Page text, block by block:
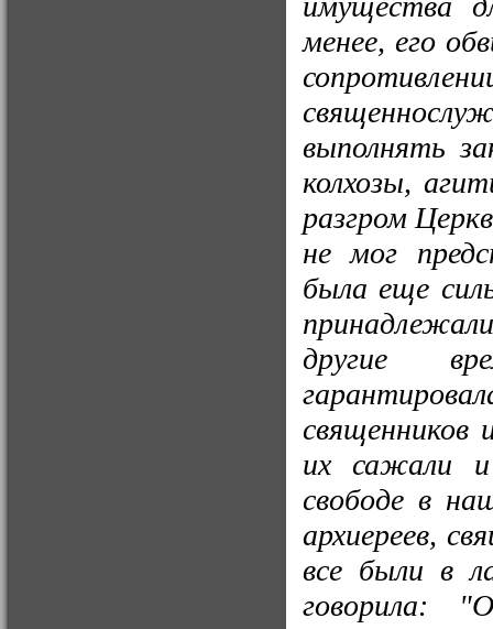
менее, его
выполнять
колхозы,
разгром
не мог
была еще
другие
их сажали и
свободе в
архиереев,
все были в
говорила: